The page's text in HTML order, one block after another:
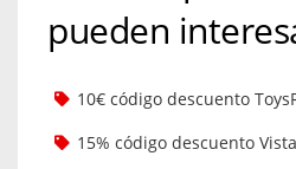
pueden
10€ código descuento
15% código descuento